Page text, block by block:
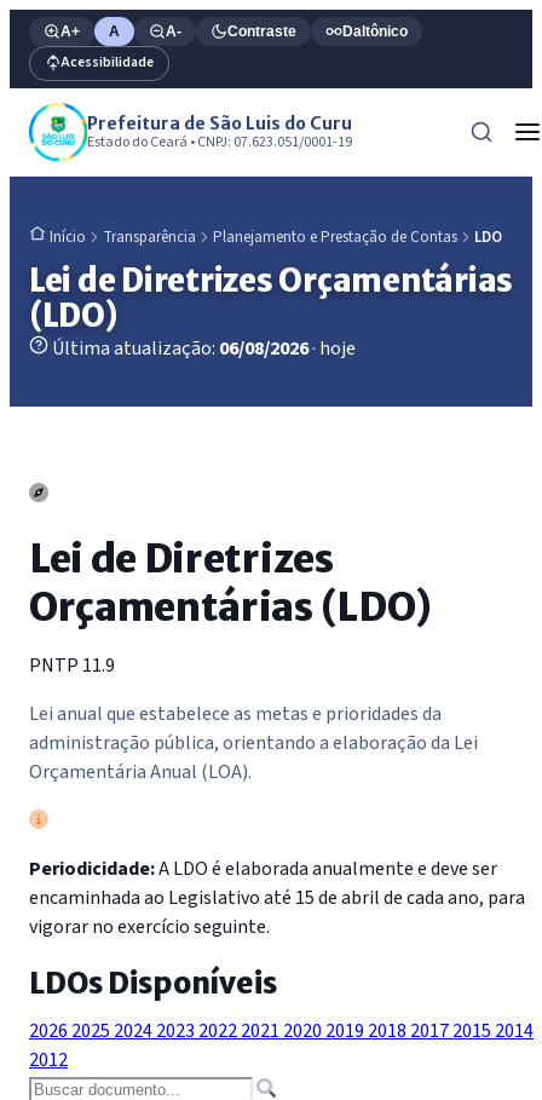
A+ A A- Contraste Daltônico
Acessibilidade
Prefeitura de São Luis do Curu
Estado do Ceará • CNPJ: 07.623.051/0001-19
Início Transparência Planejamento e Prestação de Contas LDO
Lei de Diretrizes Orçamentárias
(LDO)
Última atualização: 06/08/2026· hoje
Lei de Diretrizes
Orçamentárias (LDO)
PNTP 11.9
Lei anual que estabelece as metas e prioridades da
administração pública, orientando a elaboração da Lei
Orçamentária Anual (LOA).
Periodicidade:A LDO é elaborada anualmente e deve ser
encaminhada ao Legislativo até 15 de abril de cada ano, para
vigorar no exercício seguinte.
LDOs Disponíveis
2026 2025 20242023 20222021 2020 2019 2018 20172015 2014
2012